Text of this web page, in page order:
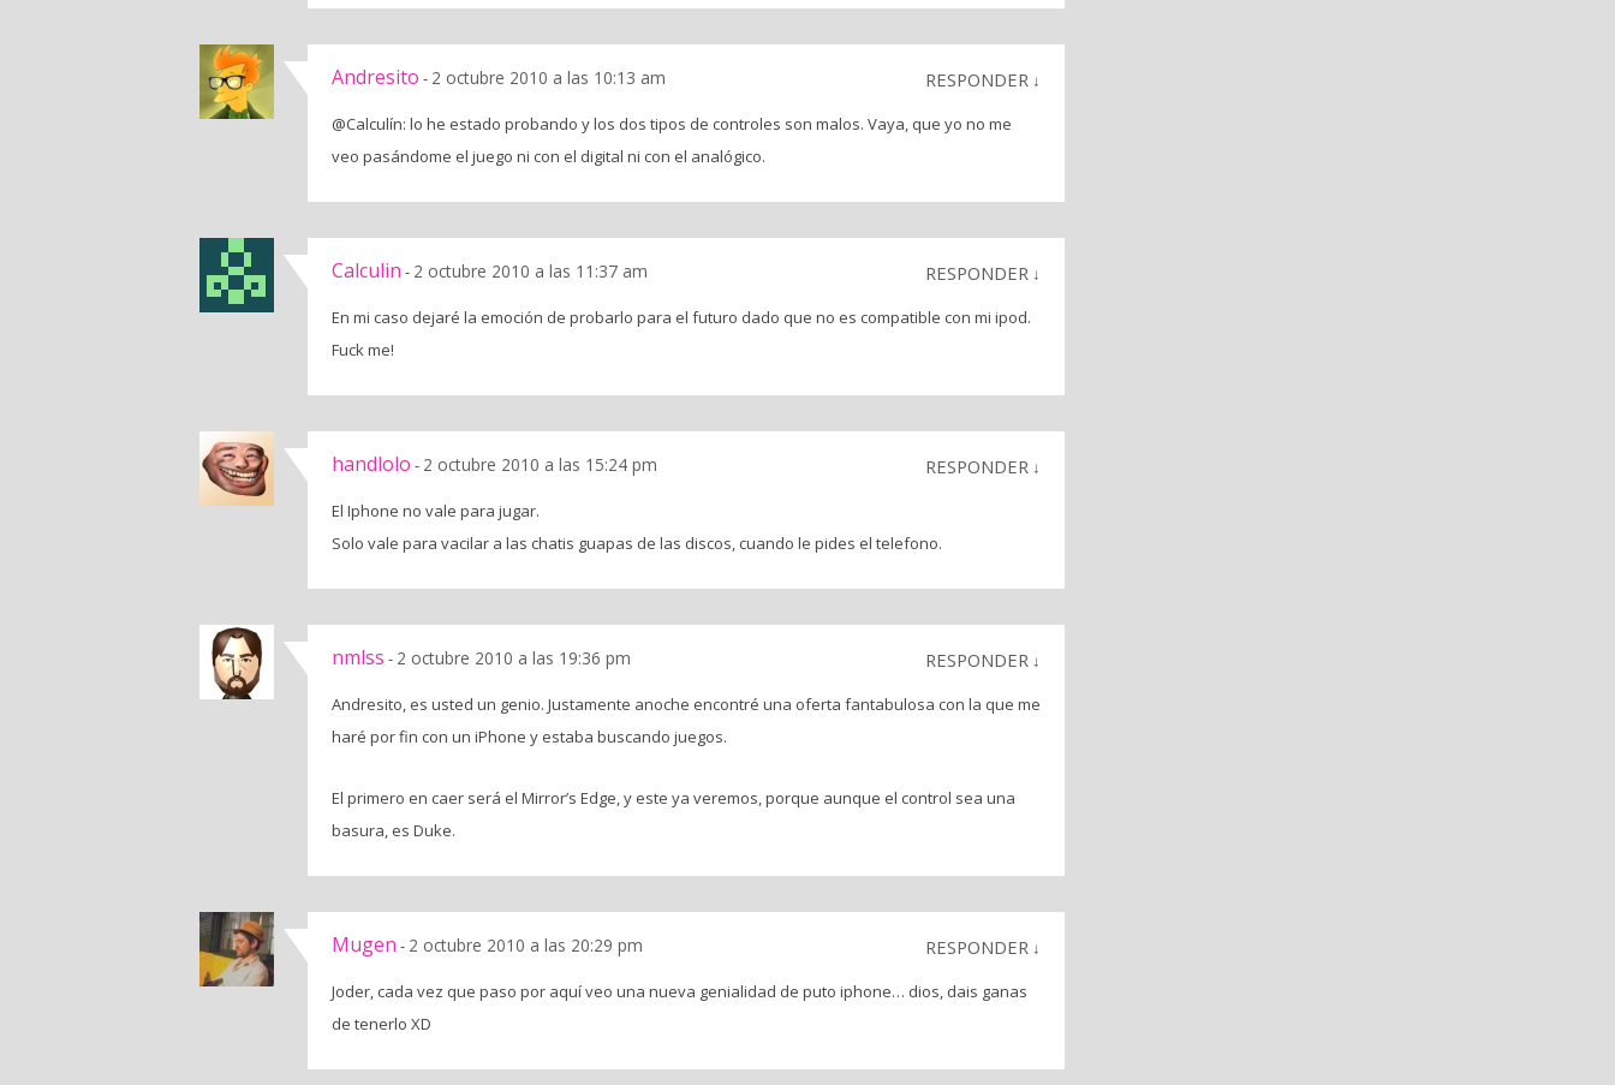
Andresito - 2 octubre 2010 a las 10:13 am RESPONDER ↓
@Calculín: lo he estado probando y los dos tipos de controles son malos. Vaya, que yo no me
veo pasándome el juego ni con el digital ni con el analógico.
Calculin - 2 octubre 2010 a las 11:37 am RESPONDER ↓
En mi caso dejaré la emoción de probarlo para el futuro dado que no es compatible con mi ipod.
Fuck me!
handlolo - 2 octubre 2010 a las 15:24 pm RESPONDER ↓
El Iphone no vale para jugar.
Solo vale para vacilar a las chatis guapas de las discos, cuando le pides el telefono.
nmlss - 2 octubre 2010 a las 19:36 pm RESPONDER ↓
Andresito, es usted un genio. Justamente anoche encontré una oferta fantabulosa con la que me
haré por fin con un iPhone y estaba buscando juegos.
El primero en caer será el Mirror’s Edge, y este ya veremos, porque aunque el control sea una
basura, es Duke.
Mugen - 2 octubre 2010 a las 20:29 pm RESPONDER ↓
Joder, cada vez que paso por aquí veo una nueva genialidad de puto iphone… dios, dais ganas
de tenerlo XD